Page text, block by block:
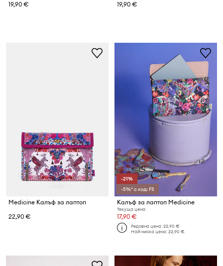
19,90 €
19,90 €
Medicine Калъф за лаптоп
22,90 €
-21%
-5%* с код: FS
Калъф за лаптоп Medicine
Текуща цена:
17,90 €
Редовна цена:22,90 €
Най-ниска цена:22,90 €